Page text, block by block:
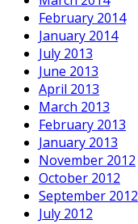
February 2014
January 2014
July 2013
June 2013
April 2013
March 2013
February 2013
January 2013
November 2012
October 2012
September 2012
July 2012